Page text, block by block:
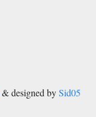
& designed bySid05